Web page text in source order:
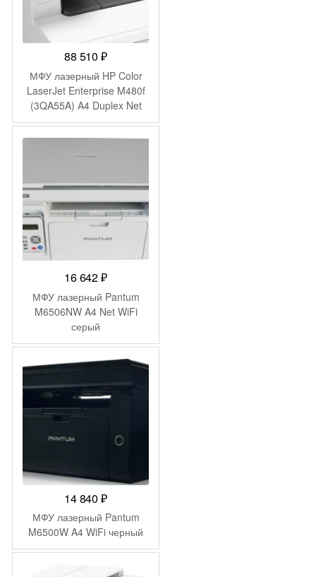
88 510₽
МФУ лазерный HP Color
LaserJet Enterprise M480f
(3QA55A) A4 Duplex Net
белый
16 642₽
МФУ лазерный Pantum
M6506NW A4 Net WiFi
серый
14 840₽
МФУ лазерный Pantum
M6500W A4 WiFi черный